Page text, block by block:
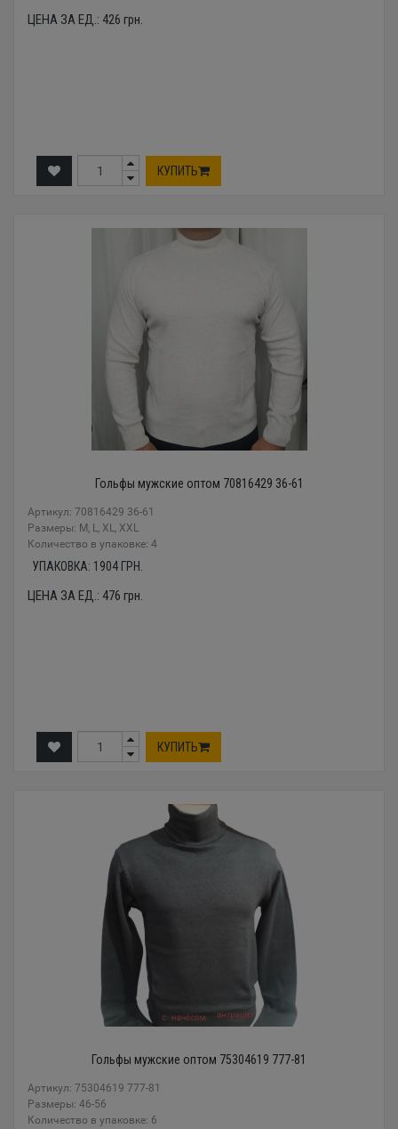
ЦЕНА ЗА ЕД.: 426 грн.
КУПИТЬ
Гольфы мужские оптом 70816429 36-61
Артикул: 70816429 36-61
Размеры: M, L, XL, XXL
Количество в упаковке: 4
УПАКОВКА: 1904 ГРН.
ЦЕНА ЗА ЕД.: 476 грн.
КУПИТЬ
Гольфы мужские оптом 75304619 777-81
Артикул: 75304619 777-81
Размеры: 46-56
Количество в упаковке: 6